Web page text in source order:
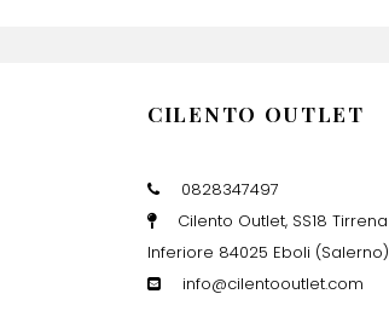
CILENTO OUTLET
0828347497
Cilento Outlet, SS18 Tirrena
Inferiore 84025 Eboli (Salerno)
info@cilentooutlet.com